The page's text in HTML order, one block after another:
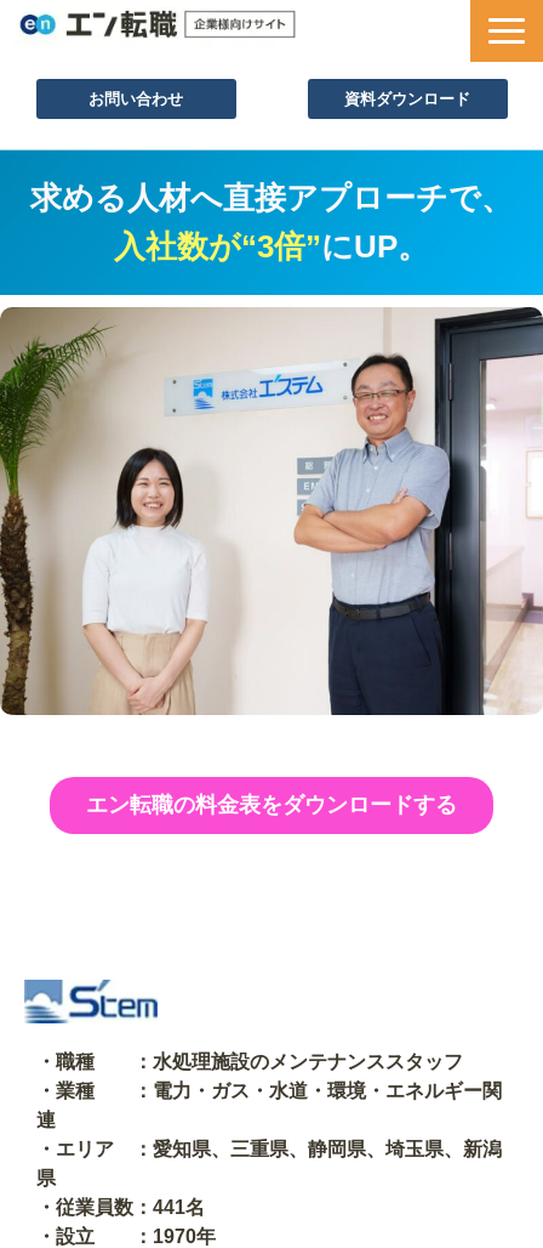
お問い合わせ 資料ダウンロード
採用ノウハウ
採用事例
求める人材へ直接アプローチで、
入社数が“3倍”にUP。
エン転職の料金表をダウンロードする
・職種 ：水処理施設のメンテナンススタッフ
・業種 ：電力・ガス・水道・環境・エネルギー関
連
・エリア ：愛知県、三重県、静岡県、埼玉県、新潟
県
・従業員数：441名
・設立 ：1970年